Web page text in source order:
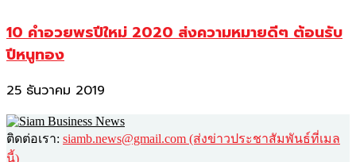
10 คำอวยพรปีใหม่ 2020 ส่งความหมายดีๆ ต้อนรับ
ปีหนูทอง
25 ธันวาคม 2019
ติดต่อเรา: siamb.news@gmail.com (ส่งข่าวประชาสัมพันธ์ที่เมล
นี้)